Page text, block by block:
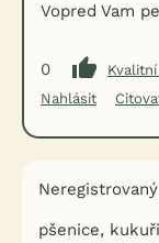
Vopred Vam
0
Nahlásit
pšenice,